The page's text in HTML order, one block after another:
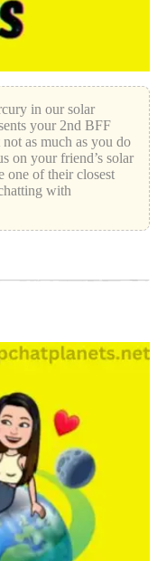
in our solar
your 2nd BFF
as much as you do
on your friend’s solar
one of their closest
with